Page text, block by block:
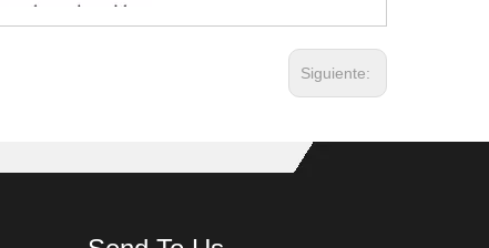
Siguiente: